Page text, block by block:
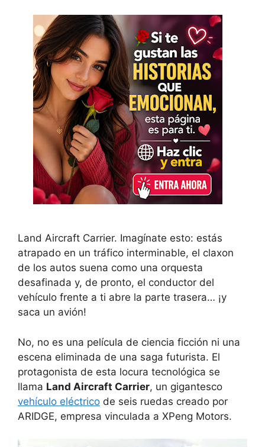
Land Aircraft Carrier. Imagínate esto: estás
atrapado en un tráfico interminable, el claxon
de los autos suena como una orquesta
desafinada y, de pronto, el conductor del
vehículo frente a ti abre la parte trasera… ¡y
saca un avión!
No, no es una película de ciencia ficción ni una
escena eliminada de una saga futurista. El
protagonista de esta locura tecnológica se
llama Land Aircraft Carrier, un gigantesco
vehículo eléctrico de seis ruedas creado por
ARIDGE, empresa vinculada a XPeng Motors.